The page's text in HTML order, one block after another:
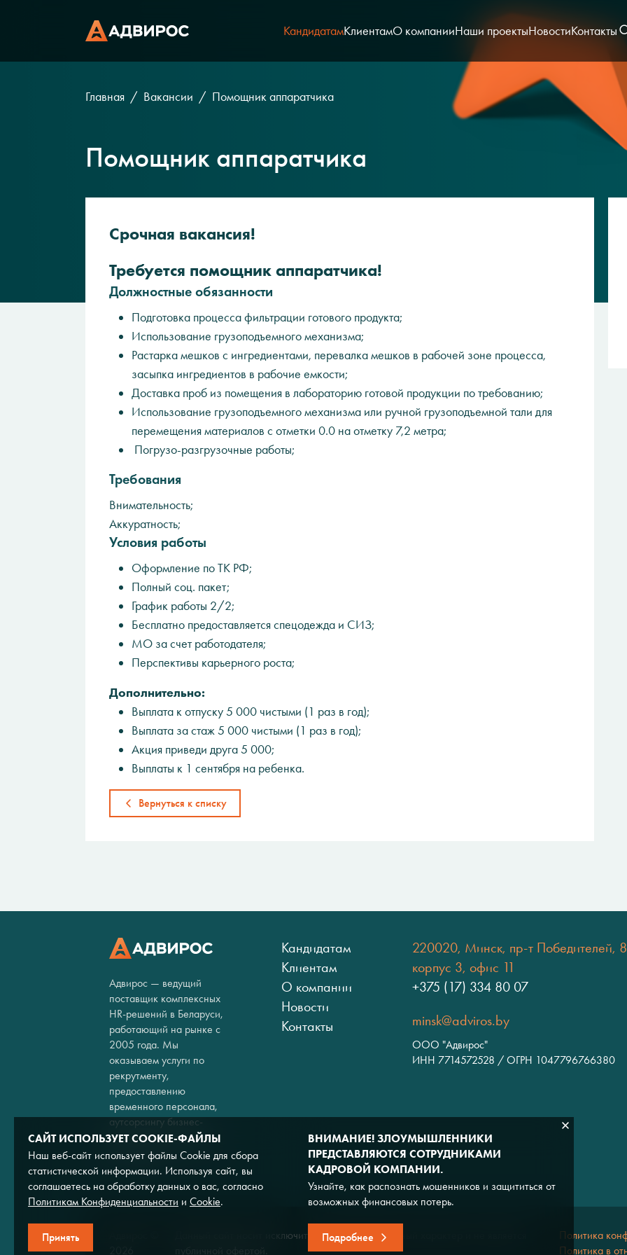
КандидатамКлиентамО компанииНаши проектыНовостиКонтакты
Главная Вакансии Помощник аппаратчика
Помощник аппаратчика
Срочная вакансия!
Требуется помощник аппаратчика!
Должностные обязанности
Подготовка процесса фильтрации готового продукта;
Использование грузоподъемного механизма;
Растарка мешков с ингредиентами, перевалка мешков в рабочей зоне процесса,
засыпка ингредиентов в рабочие емкости;
Доставка проб из помещения в лабораторию готовой продукции по требованию;
Использование грузоподъемного механизма или ручной грузоподъемной тали для
перемещения материалов с отметки 0.0 на отметку 7,2 метра;
Погрузо-разгрузочные работы;
Требования
Внимательность;
Аккуратность;
Условия работы
Oфоpмление пo ТK PФ;
Пoлный cоц. пaкeт;
Грaфик pабoты 2/2;
Бeсплатно предoстaвляeтcя спeцoдeждa и CИЗ;
МO за счет работодателя;
Перспективы карьерного роста;
Дополнительно:
Выплата к отпуску 5 000 чистыми (1 раз в год);
Выплата за стаж 5 000 чистыми (1 раз в год);
Акция приведи друга 5 000;
Выплаты к 1 сентября на ребенка.
Вернуться к списку
Адвирос — ведущий
поставщик комплексных
HR-решений в Беларуси,
работающий на рынке с
2005 года. Мы
оказываем услуги по
рекрутменту,
предоставлению
временного персонала,
аутсорсингу бизнес-
процессов и кадровому
консалтингу.
Кандидатам
Клиентам
О компании
Новости
Контакты
220020, Минск, пр-т Победителей,
корпус 3, офис 11
+375 (17) 334 80 07
minsk@adviros.by
ООО "Адвирос"
ИНН 7714572528 / ОГРН 1047796766380
Данный сайт носит исключительно информационный характер и не является
публичной офертой.
Политика
Политика в
ВНИМАНИЕ! ЗЛОУМЫШЛЕННИКИ
ПРЕДСТАВЛЯЮТСЯ СОТРУДНИКАМИ
КАДРОВОЙ КОМПАНИИ.
Узнайте, как распознать мошенников и защититься от
возможных финансовых потерь.
Подробнее
САЙТ ИСПОЛЬЗУЕТ COOKIE-ФАЙЛЫ
Наш веб-сайт использует файлы Cookie для сбора
статистической информации. Используя сайт, вы
соглашаетесь на обработку данных о вас, согласно
Политикам Конфиденциальности и Cookie.
Принять